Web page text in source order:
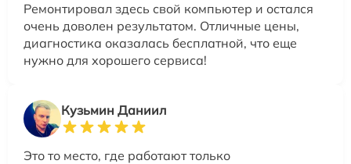
Ремонтировал здесь свой компьютер и остался
очень доволен результатом. Отличные цены,
диагностика оказалась бесплатной, что еще
нужно для хорошего сервиса!
Кузьмин Даниил
Это то место, где работают только